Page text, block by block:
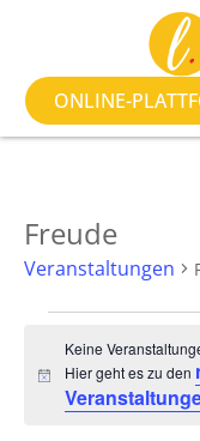
ONLINE-
Freude
Veranstaltungen
Hinweis
Keine
Hier geht es zu den